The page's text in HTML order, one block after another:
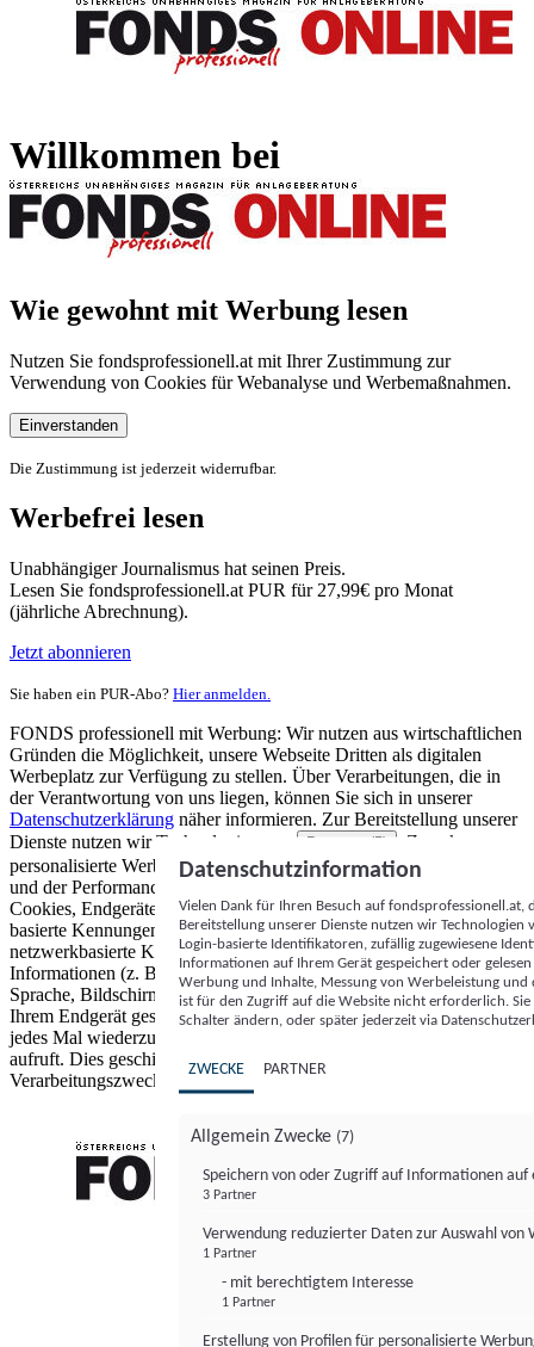
Willkommen bei
Wie gewohnt mit Werbung lesen
Nutzen Sie fondsprofessionell.at mit Ihrer Zustimmung zur
Verwendung von Cookies für Webanalyse und Werbemaßnahmen.
Einverstanden
Die Zustimmung ist jederzeit widerrufbar.
Werbefrei lesen
Unabhängiger Journalismus hat seinen Preis.
Lesen Sie fondsprofessionell.at PUR für 27,99€ pro Monat
(jährliche Abrechnung).
Jetzt abonnieren
Sie haben ein PUR-Abo? Hier anmelden.
FONDS professionell mit Werbung: Wir nutzen aus wirtschaftlichen
Gründen die Möglichkeit, unsere Webseite Dritten als digitalen
Werbeplatz zur Verfügung zu stellen. Über Verarbeitungen, die in
der Verantwortung von uns liegen, können Sie sich in unserer
Datenschutzerklärung näher informieren. Zur Bereitstellung unserer
Dienste nutzen wir Technologien von
Partnern (5)
. Zwecke:
personalisierte Werbung und Inhalte, Messung von Werbeleistung
und der Performance von Inhalten sowie Zielgruppenforschung.
Cookies, Endgeräte- oder ähnliche Online-Kennungen (z. B. login-
basierte Kennungen, zufällig generierte Kennungen,
netzwerkbasierte Kennungen) können zusammen mit anderen
Informationen (z. B. Browsertyp und Browserinformationen,
Sprache, Bildschirmgröße, unterstützte Technologien usw.) auf
Ihrem Endgerät gespeichert oder von dort ausgelesen werden, um es
jedes Mal wiederzuerkennen, wenn es eine App oder einer Webseite
aufruft. Dies geschieht für einen oder mehrere der hier aufgeführten
Verarbeitungszwecke.
Datenschutzinformation
Vielen Dank für Ihren Besuch auf
Bereitstellung unserer Dienste nutzen wir Technologien
Login-basierte Identifikatoren, zufällig zugewiesene
Informationen auf Ihrem Gerät gespeichert oder
Werbung und Inhalte, Messung von Werbeleistung
ist für den Zugriff auf die Website nicht erforderlich.
Schalter ändern, oder später jederzeit via
ZWECKE PARTNER
Allgemein Zwecke (7)
Speichern von oder Zugriff auf Informationen auf
3 Partner
Verwendung reduzierter Daten zur Auswahl von
1 Partner
- mit berechtigtem Interesse
1 Partner
Erstellung von Profilen für personalisierte
FONDS professionell